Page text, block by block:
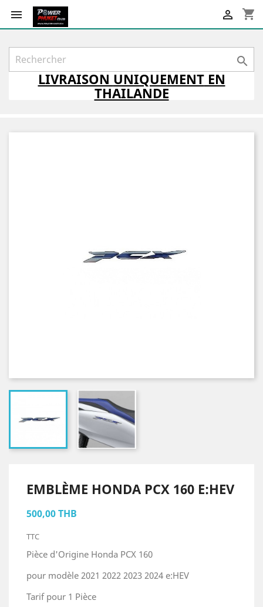
 shopping_cart


LIVRAISON UNIQUEMENTEN
THAILANDE
EMBLÈME HONDA PCX 160 E:HEV
500,00 THB
TTC
Pièce d'Origine Honda PCX 160
pour modèle 2021 2022 2023 2024 e:HEV
Tarif pour 1 Pièce